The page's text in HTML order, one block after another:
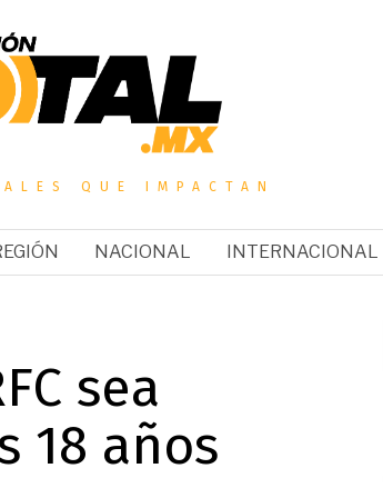
QUE IMPACTAN
NACIONAL INTERNACIONAL
sea
18 años